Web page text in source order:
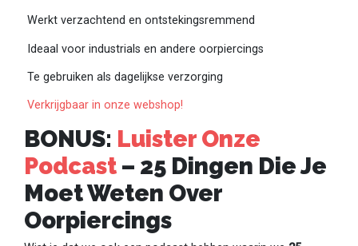
Werkt verzachtend en ontstekingsremmend
Ideaal voor industrials en andere oorpiercings
Te gebruiken als dagelijkse verzorging
Verkrijgbaar in onze webshop!
BONUS: Luister Onze
Podcast – 25 Dingen Die Je
Moet Weten Over
Oorpiercings